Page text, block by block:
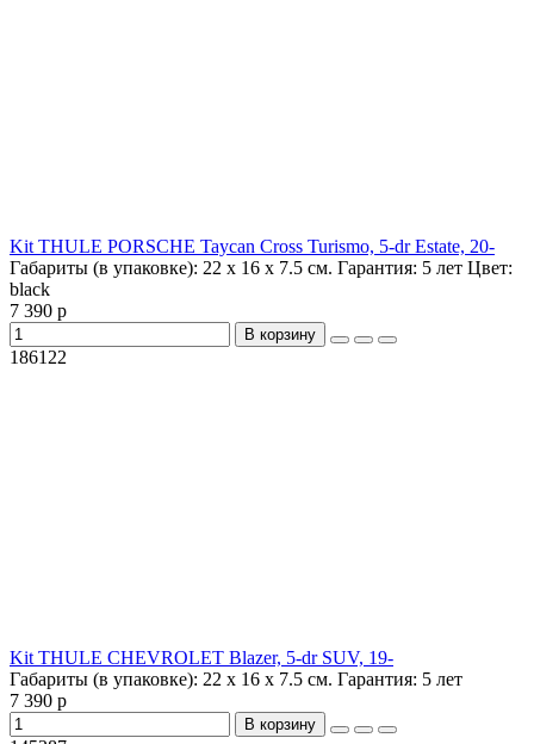
Kit THULE PORSCHE Taycan Cross Turismo, 5-dr Estate, 20-
Габариты (в упаковке): 22 х 16 х 7.5 см. Гарантия: 5 лет Цвет:
black
7 390 р
В корзину
186122
Kit THULE CHEVROLET Blazer, 5-dr SUV, 19-
Габариты (в упаковке): 22 х 16 х 7.5 см. Гарантия: 5 лет
7 390 р
В корзину